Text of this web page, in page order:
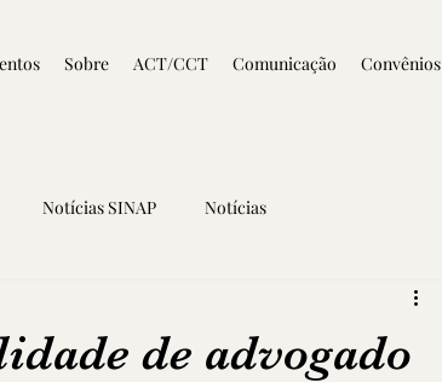
Sobre ACT/CCT Comunicação Convênios
Notícias SINAP Notícias
de advogado